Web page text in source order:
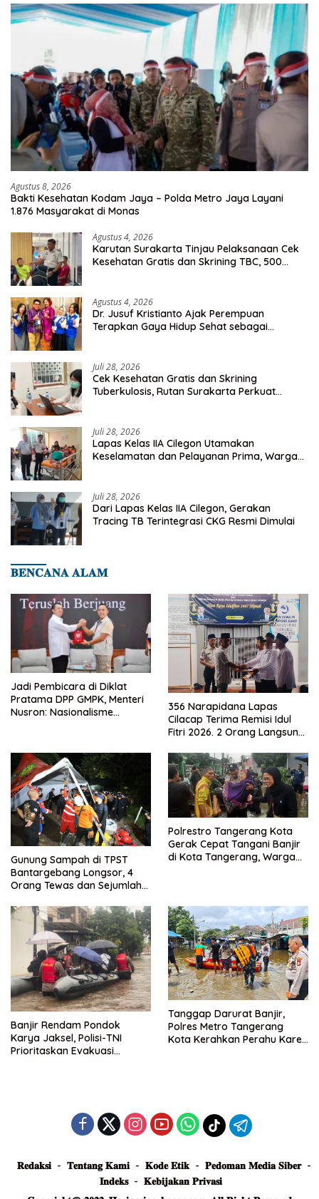
Agustus 8, 2026
Bakti Kesehatan Kodam Jaya – Polda Metro Jaya Layani
1.876 Masyarakat di Monas
Agustus 4, 2026
Karutan Surakarta Tinjau Pelaksanaan Cek
Kesehatan Gratis dan Skrining TBC, 500
Agustus 4, 2026
Dr. Jusuf Kristianto Ajak Perempuan
Terapkan Gaya Hidup Sehat sebagai
Juli 28, 2026
Cek Kesehatan Gratis dan Skrining
Tuberkulosis, Rutan Surakarta Perkuat
Juli 28, 2026
Lapas Kelas IIA Cilegon Utamakan
Keselamatan dan Pelayanan Prima, Warga
Juli 28, 2026
Dari Lapas Kelas IIA Cilegon, Gerakan
Tracing TB Terintegrasi CKG Resmi Dimulai
𝐁𝐄𝐍𝐂𝐀𝐍𝐀 𝐀𝐋𝐀𝐌
Jadi Pembicara di Diklat
Pratama DPP GMPK, Menteri
Nusron: Nasionalisme
356 Narapidana Lapas
Cilacap Terima Remisi Idul
Fitri 2026. 2 Orang Langsung
Gunung Sampah di TPST
Bantargebang Longsor, 4
Orang Tewas dan Sejumlah
Polrestro Tangerang Kota
Gerak Cepat Tangani Banjir
di Kota Tangerang, Warga
Banjir Rendam Pondok
Karya Jaksel, Polisi-TNI
Prioritaskan Evakuasi
Tanggap Darurat Banjir,
Polres Metro Tangerang
Kota Kerahkan Perahu Karet
𝐑𝐞𝐝𝐚𝐤𝐬𝐢 𝐓𝐞𝐧𝐭𝐚𝐧𝐠 𝐊𝐚𝐦𝐢 𝐊𝐨𝐝𝐞 𝐄𝐭𝐢𝐤
𝐏𝐞𝐝𝐨𝐦𝐚𝐧 𝐌𝐞𝐝𝐢𝐚 𝐒𝐢𝐛𝐞𝐫
𝐈𝐧𝐝𝐞𝐤𝐬
𝐊𝐞𝐛𝐢𝐣𝐚𝐤𝐚𝐧 𝐏𝐫𝐢𝐯𝐚𝐬𝐢